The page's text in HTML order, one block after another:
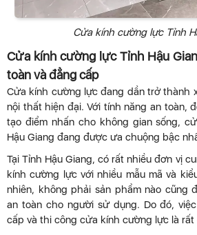
Cửa kính cường lực Tỉnh
Cửa kính cường lực Tỉnh Hậu
toàn và đẳng cấp
Cửa kính cường lực đang dần trở thành
nội thất hiện đại. Với tính năng an toàn,
tạo điểm nhấn cho không gian sống,
Hậu Giang đang được ưa chuộng bậc
Tại Tỉnh Hậu Giang, có rất nhiều đơn vị
kính cường lực với nhiều mẫu mã và
nhiên, không phải sản phẩm nào cũng
an toàn cho người sử dụng. Do đó,
cấp và thi công cửa kính cường lực là rất